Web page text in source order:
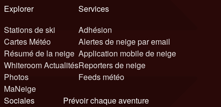
Explorer
Stations de ski
Cartes Météo
Résumé de la neige
Whiteroom Actualités
Photos
MaNeige
Services
Adhésion
Alertes de neige par email
Application mobile de neige
Reporters de neige
Feeds météo
Sociales
Prévoir chaque aventure